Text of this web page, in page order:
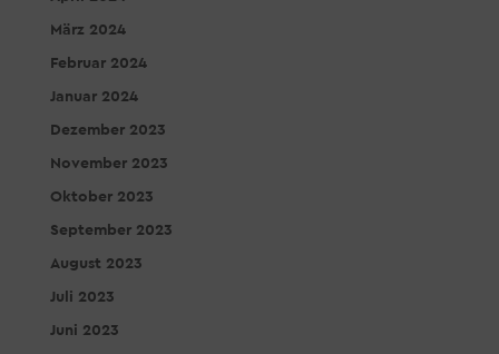
März 2024
Februar 2024
Januar 2024
Dezember 2023
November 2023
Oktober 2023
September 2023
August 2023
Juli 2023
Juni 2023